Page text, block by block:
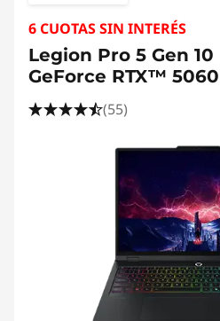
6 CUOTAS SIN INTERÉS
Legion Pro 5 Gen 10
GeForce RTX™ 5060
(55)